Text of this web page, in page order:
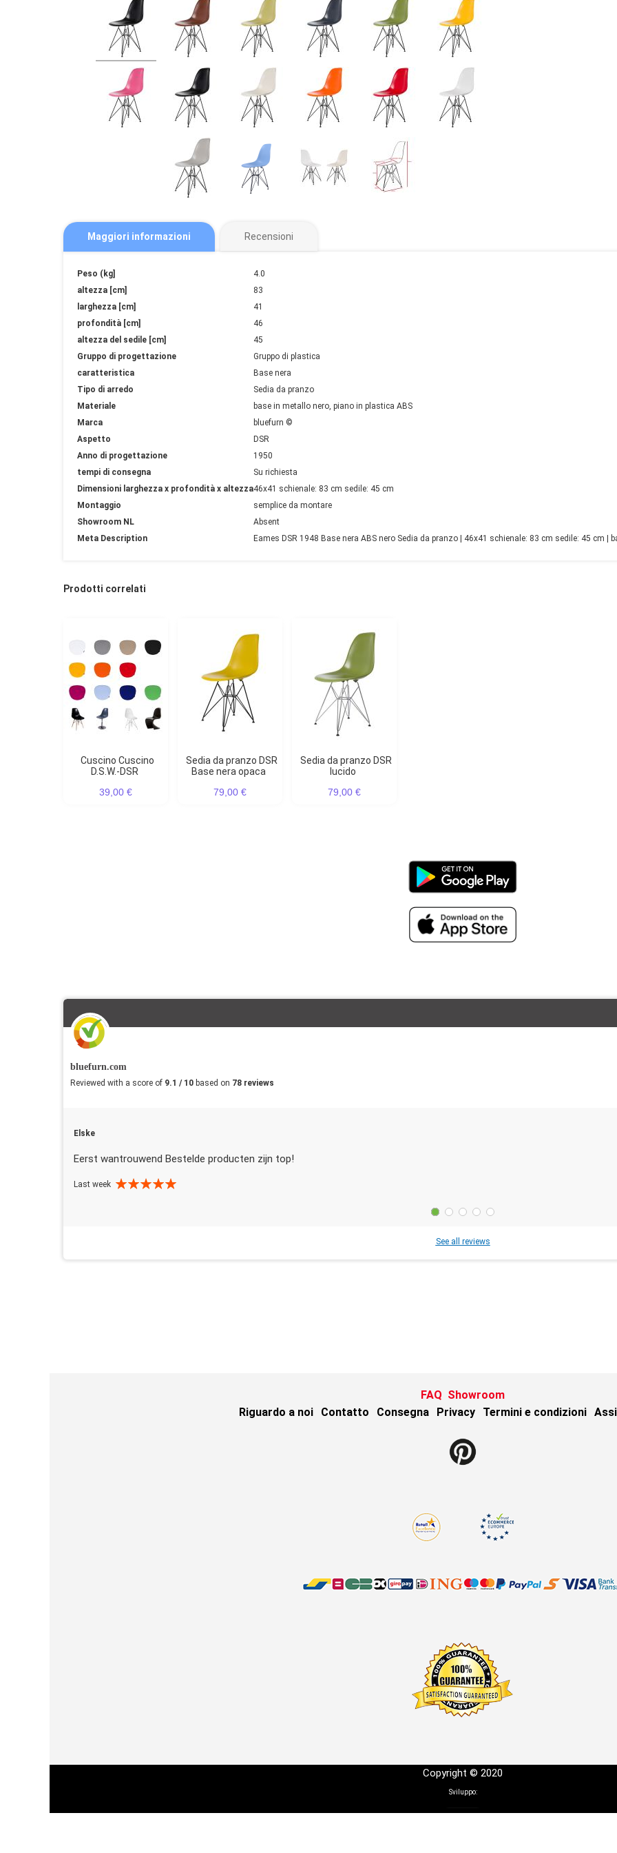
Maggiori informazioni
Maggiori
informazioni
Peso (kg]
4.0
altezza [cm]
83
larghezza [cm]
41
profondità [cm]
46
altezza del sedile [cm]
45
Gruppo di progettazione
Gruppo di plastica
caratteristica
Base nera
Tipo di arredo
Sedia da pranzo
Materiale
base in metallo nero, piano in plastica ABS
Marca
bluefurn ©
Aspetto
DSR
Anno di progettazione
1950
tempi di consegna
Su richiesta
Dimensioni larghezza x profondità x altezza46x41 schienale: 83 cm sedile: 45 cm
Montaggio
semplice da montare
Showroom NL
Absent
Meta Description
Eames DSR 1948 Base nera ABS nero Sedia da pranzo | 46x41 schienale: 83 cm sedile: 45 cm |
Recensioni
Prodotti correlati
Cuscino Cuscino
D.S.W.-DSR
39,00 €
Sedia da pranzo DSR
Base nera opaca
79,00 €
Sedia da pranzo DSR
lucido
79,00 €
bluefurn.com
Reviewed with a score of 9.1 / 10 based on 78 reviews
Elske
Eerst wantrouwend Bestelde producten zijn top!
Last week
See all reviews
FAQ Showroom
Riguardo a noi
Contatto Consegna Privacy Termini e condizioni
Copyright © 2020
Sviluppo: